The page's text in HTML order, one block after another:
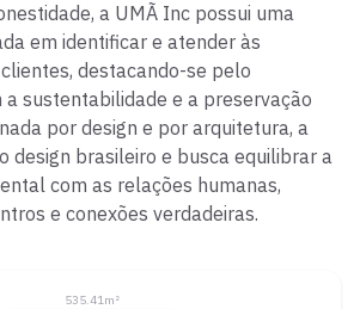
a UMÃ Inc possui uma
em identificar e atender às
destacando-se pelo
sustentabilidade e a preservação
por design e por arquitetura, a
design brasileiro e busca equilibrar a
com as relações humanas,
e conexões verdadeiras.
535.41m²